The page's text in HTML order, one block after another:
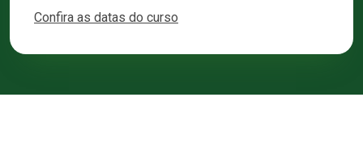
Confira as datas do curso